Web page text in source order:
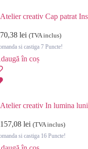
Atelier creativ Cap patrat
70,38 lei (TVA inclus)
si castiga 7 Puncte!
în coș
Atelier creativ In lumina
157,08 lei (TVA inclus)
si castiga 16 Puncte!